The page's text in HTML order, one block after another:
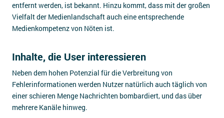
entfernt werden, ist bekannt. Hinzu kommt, dass mit der großen
Vielfalt der Medienlandschaft auch eine entsprechende
Medienkompetenz von Nöten ist.
Inhalte, die User interessieren
Neben dem hohen Potenzial für die Verbreitung von
Fehlerinformationen werden Nutzer natürlich auch täglich von
einer schieren Menge Nachrichten bombardiert, und das über
mehrere Kanäle hinweg.